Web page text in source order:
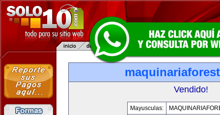
Vendido!
Mayusculas: